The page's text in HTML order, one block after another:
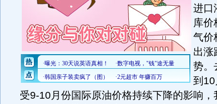
进口
库价
气价
出涨
势。
到
受9-10月份国际原油价格持续下降的影响，